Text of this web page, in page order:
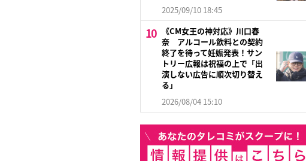
2025/09/10 18:45
《CM女王の神対応》川口春
奈 アルコール飲料との契約
終了を待って妊娠発表！サン
トリー広報は祝福の上で「出
演しない広告に順次切り替え
る」
2026/08/04 15:10